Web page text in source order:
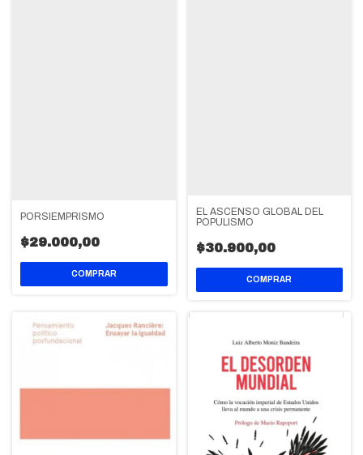
PORSIEMPRISMO
$29.000,00
EL ASCENSO GLOBAL DEL
POPULISMO
$30.900,00